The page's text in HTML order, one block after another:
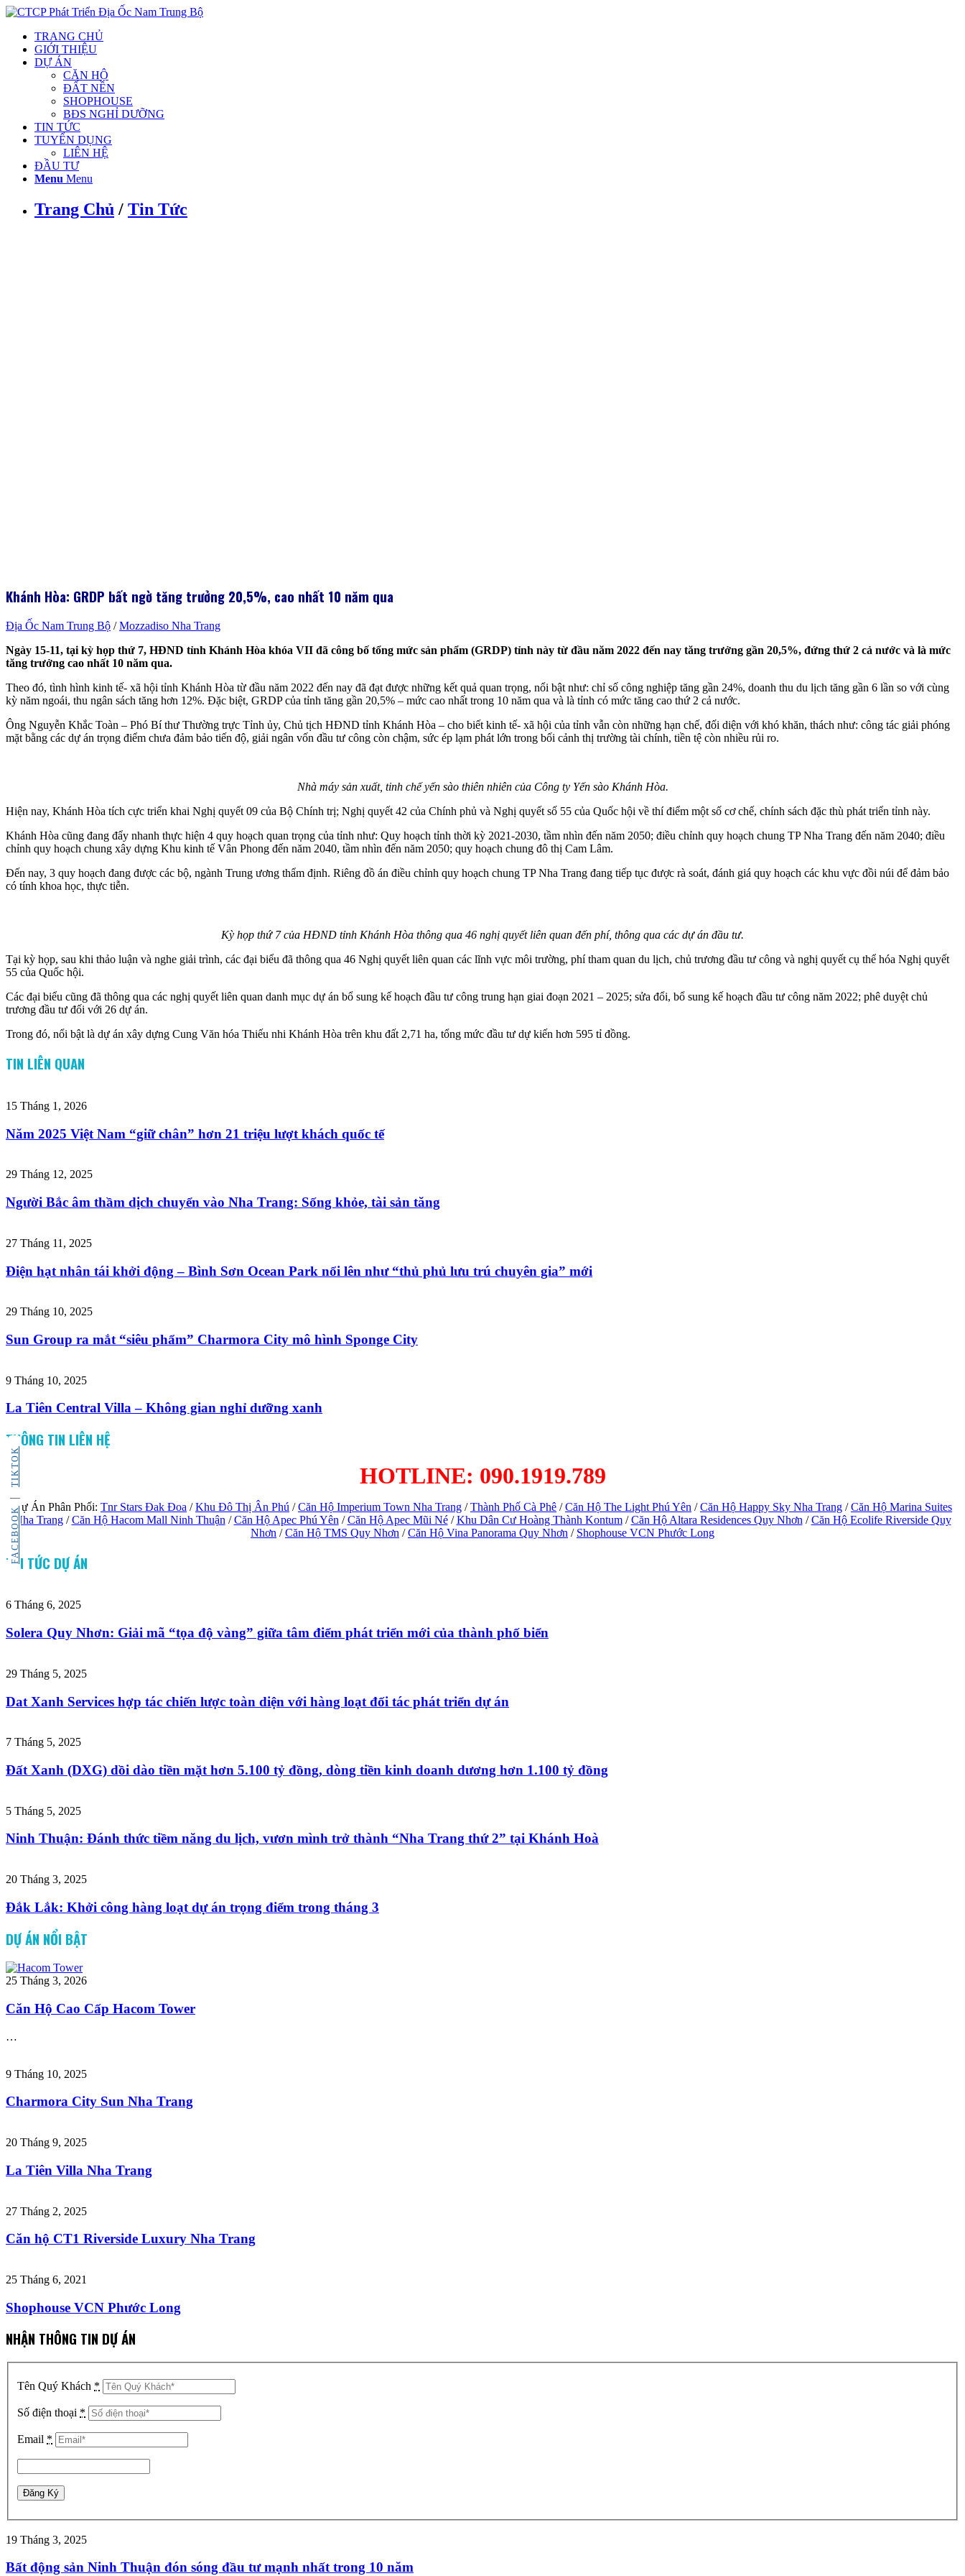
FACEBOOK
TIKTOK
TRANG CHỦ
GIỚI THIỆU
DỰ ÁN
CĂN HỘ
ĐẤT NỀN
SHOPHOUSE
BĐS NGHỈ DƯỠNG
TIN TỨC
TUYỂN DỤNG
LIÊN HỆ
ĐẦU TƯ
Menu Menu
Trang Chủ / Tin Tức
Khánh Hòa: GRDP bất ngờ tăng trưởng 20,5%, cao nhất 10 năm qua
Địa Ốc Nam Trung Bộ /Mozzadiso Nha Trang
Ngày 15-11, tại kỳ họp thứ 7, HĐND tỉnh Khánh Hòa khóa VII đã công bố tổng mức sản phẩm (GRDP) tỉnh này từ đầu năm 2022 đến nay tăng trưởng gần 20,5%, đứng thứ 2 cả nước và là mức
tăng trưởng cao nhất 10 năm qua.
Theo đó, tình hình kinh tế- xã hội tỉnh Khánh Hòa từ đầu năm 2022 đến nay đã đạt được những kết quả quan trọng, nổi bật như: chỉ số công nghiệp tăng gần 24%, doanh thu du lịch tăng gần 6 lần so với cùng
kỳ năm ngoái, thu ngân sách tăng hơn 12%. Đặc biệt, GRDP của tỉnh tăng gần 20,5% – mức cao nhất trong 10 năm qua và là tỉnh có mức tăng cao thứ 2 cả nước.
Ông Nguyễn Khắc Toàn – Phó Bí thư Thường trực Tỉnh ủy, Chủ tịch HĐND tỉnh Khánh Hòa – cho biết kinh tế- xã hội của tỉnh vẫn còn những hạn chế, đối diện với khó khăn, thách như: công tác giải phóng
mặt bằng các dự án trọng điểm chưa đảm bảo tiến độ, giải ngân vốn đầu tư công còn chậm, sức ép lạm phát lớn trong bối cảnh thị trường tài chính, tiền tệ còn nhiều rủi ro.
Nhà máy sản xuất, tinh chế yến sào thiên nhiên của Công ty Yến sào Khánh Hòa.
Hiện nay, Khánh Hòa tích cực triển khai Nghị quyết 09 của Bộ Chính trị; Nghị quyết 42 của Chính phủ và Nghị quyết số 55 của Quốc hội về thí điểm một số cơ chế, chính sách đặc thù phát triển tỉnh này.
Khánh Hòa cũng đang đẩy nhanh thực hiện 4 quy hoạch quan trọng của tỉnh như: Quy hoạch tỉnh thời kỳ 2021-2030, tầm nhìn đến năm 2050; điều chỉnh quy hoạch chung TP Nha Trang đến năm 2040; điều
chỉnh quy hoạch chung xây dựng Khu kinh tế Vân Phong đến năm 2040, tầm nhìn đến năm 2050; quy hoạch chung đô thị Cam Lâm.
Đến nay, 3 quy hoạch đang được các bộ, ngành Trung ương thẩm định. Riêng đồ án điều chỉnh quy hoạch chung TP Nha Trang đang tiếp tục được rà soát, đánh giá quy hoạch các khu vực đồi núi để đảm bảo
có tính khoa học, thực tiễn.
Kỳ họp thứ 7 của HĐND tỉnh Khánh Hòa thông qua 46 nghị quyết liên quan đến phí, thông qua các dự án đầu tư.
Tại kỳ họp, sau khi thảo luận và nghe giải trình, các đại biểu đã thông qua 46 Nghị quyết liên quan các lĩnh vực môi trường, phí tham quan du lịch, chủ trương đầu tư công và nghị quyết cụ thể hóa Nghị quyết
55 của Quốc hội.
Các đại biểu cũng đã thông qua các nghị quyết liên quan danh mục dự án bổ sung kế hoạch đầu tư công trung hạn giai đoạn 2021 – 2025; sửa đổi, bổ sung kế hoạch đầu tư công năm 2022; phê duyệt chủ
trương đầu tư đối với 26 dự án.
Trong đó, nổi bật là dự án xây dựng Cung Văn hóa Thiếu nhi Khánh Hòa trên khu đất 2,71 ha, tổng mức đầu tư dự kiến hơn 595 tỉ đồng.
TIN LIÊN QUAN
15 Tháng 1, 2026
Năm 2025 Việt Nam “giữ chân” hơn 21 triệu lượt khách quốc tế
29 Tháng 12, 2025
Người Bắc âm thầm dịch chuyển vào Nha Trang: Sống khỏe, tài sản tăng
27 Tháng 11, 2025
Điện hạt nhân tái khởi động – Bình Sơn Ocean Park nổi lên như “thủ phủ lưu trú chuyên gia” mới
29 Tháng 10, 2025
Sun Group ra mắt “siêu phẩm” Charmora City mô hình Sponge City
9 Tháng 10, 2025
La Tiên Central Villa – Không gian nghỉ dưỡng xanh
THÔNG TIN LIÊN HỆ
HOTLINE: 090.1919.789
Dự Án Phân Phối: Tnr Stars Đak Đoa /Khu Đô Thị Ân Phú /Căn Hộ Imperium Town Nha Trang /Thành Phố Cà Phê /Căn Hộ The Light Phú Yên /Căn Hộ Happy Sky Nha Trang /Căn Hộ Marina Suites
Nha Trang/Căn Hộ Hacom Mall Ninh Thuận /Căn Hộ Apec Phú Yên /Căn Hộ Apec Mũi Né/Khu Dân Cư Hoàng Thành Kontum/Căn Hộ Altara Residences Quy Nhơn /Căn Hộ Ecolife Riverside Quy
Nhơn /Căn Hộ TMS Quy Nhơn /Căn Hộ Vina Panorama Quy Nhơn / Shophouse VCN Phước Long
TIN TỨC DỰ ÁN
6 Tháng 6, 2025
Solera Quy Nhơn: Giải mã “tọa độ vàng” giữa tâm điểm phát triển mới của thành phố biển
29 Tháng 5, 2025
Dat Xanh Services hợp tác chiến lược toàn diện với hàng loạt đối tác phát triển dự án
7 Tháng 5, 2025
Đất Xanh (DXG) dồi dào tiền mặt hơn 5.100 tỷ đồng, dòng tiền kinh doanh dương hơn 1.100 tỷ đồng
5 Tháng 5, 2025
Ninh Thuận: Đánh thức tiềm năng du lịch, vươn mình trở thành “Nha Trang thứ 2” tại Khánh Hoà
20 Tháng 3, 2025
Đắk Lắk: Khởi công hàng loạt dự án trọng điểm trong tháng 3
DỰ ÁN NỔI BẬT
25 Tháng 3, 2026
Căn Hộ Cao Cấp Hacom Tower
…
9 Tháng 10, 2025
Charmora City Sun Nha Trang
20 Tháng 9, 2025
La Tiên Villa Nha Trang
27 Tháng 2, 2025
Căn hộ CT1 Riverside Luxury Nha Trang
25 Tháng 6, 2021
Shophouse VCN Phước Long
NHẬN THÔNG TIN DỰ ÁN
Tên Quý Khách *
Số điện thoại *
Email *
19 Tháng 3, 2025
Bất động sản Ninh Thuận đón sóng đầu tư mạnh nhất trong 10 năm